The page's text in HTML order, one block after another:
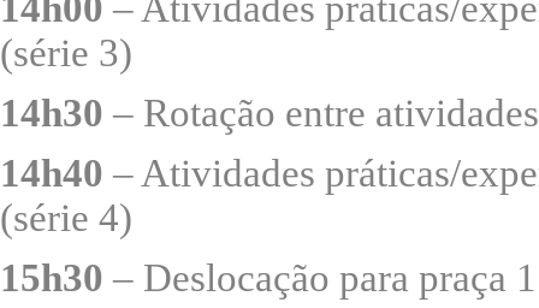
(série 3)
14h30 – Rotação entre atividades
14h40 – Atividades práticas/
(série 4)
15h30 – Deslocação para praça